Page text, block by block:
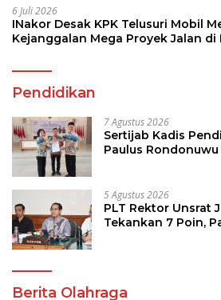
6 Juli 2026
INakor Desak KPK Telusuri Mobil
Kejanggalan Mega Proyek Jalan di
Pendidikan
7 Agustus 2026
Sertijab Kadis
Paulus
5 Agustus 2026
PLT Rektor Unsrat
Tekankan 7 Poin,
Berita Olahraga